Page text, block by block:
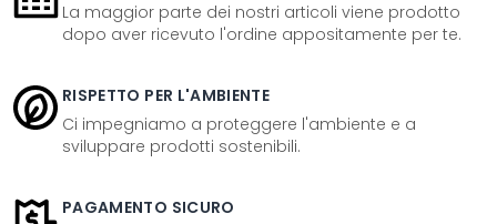
La maggior parte dei nostri articoli viene prodotto
dopo aver ricevuto l'ordine appositamente per te.
RISPETTO PER L'AMBIENTE
Ci impegniamo a proteggere l'ambiente e a
sviluppare prodotti sostenibili.
PAGAMENTO SICURO